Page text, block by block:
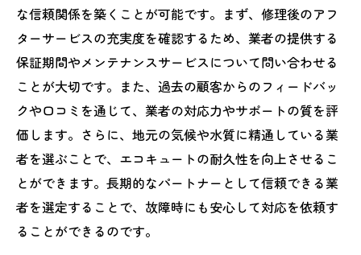
な信頼関係を築くことが可能です。まず、修理後のアフ
ターサービスの充実度を確認するため、業者の提供する
保証期間やメンテナンスサービスについて問い合わせる
ことが大切です。また、過去の顧客からのフィードバッ
クや口コミを通じて、業者の対応力やサポートの質を評
価します。さらに、地元の気候や水質に精通している業
者を選ぶことで、エコキュートの耐久性を向上させるこ
とができます。長期的なパートナーとして信頼できる業
者を選定することで、故障時にも安心して対応を依頼す
ることができるのです。